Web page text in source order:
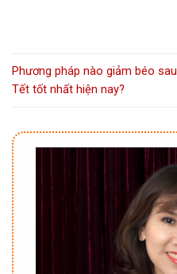
Phương pháp nào giảm béo sau
Tết tốt nhất hiện nay?